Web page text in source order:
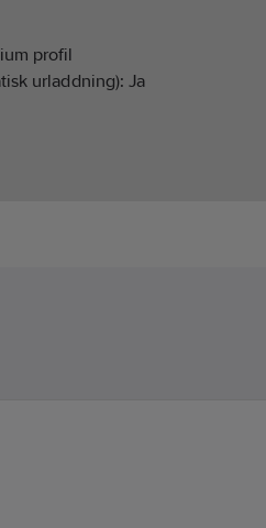
profil
urladdning):Ja